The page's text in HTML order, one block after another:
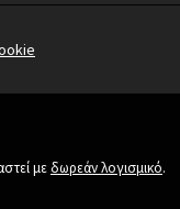
με δωρεάν λογισμικό.